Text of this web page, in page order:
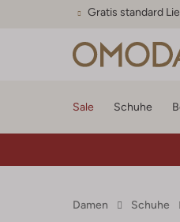
Gratis standard
Sale Schuhe
Damen Schuhe